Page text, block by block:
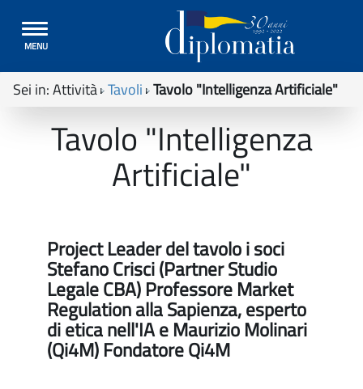
Toggle
navigation
MENU
Sei in:Attività Tavoli Tavolo "Intelligenza Artificiale"
Tavolo "Intelligenza
Artificiale"
Project Leader del tavolo i soci
Stefano Crisci (Partner Studio
Legale CBA) Professore Market
Regulation alla Sapienza, esperto
di etica nell'IA e Maurizio Molinari
(Qi4M) Fondatore Qi4M